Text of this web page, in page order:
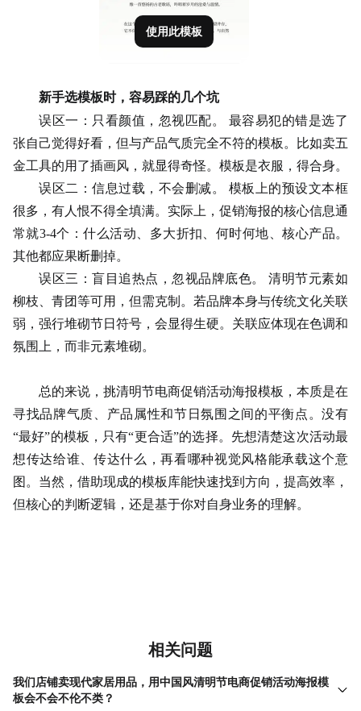
使用此模板
新手选模板时，容易踩的几个坑
误区一：只看颜值，忽视匹配。
最容易犯的错是选了
张自己觉得好看，但与产品气质完全不符的模板。比如卖五
金工具的用了插画风，就显得奇怪。模板是衣服，得合身。
误区二：信息过载，不会删减。
模板上的预设文本框
很多，有人恨不得全填满。实际上，促销海报的核心信息通
常就3-4个：什么活动、多大折扣、何时何地、核心产品。
其他都应果断删掉。
误区三：盲目追热点，忽视品牌底色。
清明节元素如
柳枝、青团等可用，但需克制。若品牌本身与传统文化关联
弱，强行堆砌节日符号，会显得生硬。关联应体现在色调和
氛围上，而非元素堆砌。
总的来说，挑清明节电商促销活动海报模板，本质是在
寻找品牌气质、产品属性和节日氛围之间的平衡点。没有
“最好”的模板，只有“更合适”的选择。先想清楚这次活动最
想传达给谁、传达什么，再看哪种视觉风格能承载这个意
图。当然，借助现成的模板库能快速找到方向，提高效率，
但核心的判断逻辑，还是基于你对自身业务的理解。
相关问题
我们店铺卖现代家居用品，用中国风清明节电商促销活动海报模
板会不会不伦不类？